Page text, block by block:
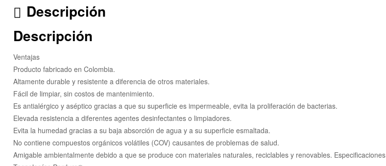
Descripción
Descripción
Ventajas
Producto fabricado en Colombia.
Altamente durable y resistente a diferencia de otros materiales.
Fácil de limpiar, sin costos de mantenimiento.
Es antialérgico y aséptico gracias a que su superficie es impermeable, evita la proliferación de bacterias.
Elevada resistencia a diferentes agentes desinfectantes o limpiadores.
Evita la humedad gracias a su baja absorción de agua y a su superficie esmaltada.
No contiene compuestos orgánicos volátiles (COV) causantes de problemas de salud.
Amigable ambientalmente debido a que se produce con materiales naturales, reciclables y renovables. Especificaciones